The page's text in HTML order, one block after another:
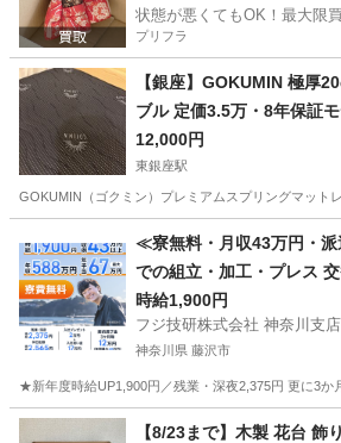
状態が悪くてもOK！最大限
プリフラ
【銀座】GOKUMIN 極厚
ブル 定価3.5万・8年保証
12,000円
東銀座駅
GOKUMIN（ゴクミン）プレミアムスプリングマット
東銀座駅 寝具
≪寮無料・月収43万円・
での組立・加工・プレス 交
時給1,900円
フジ技研株式会社 神奈川支店
神奈川県 藤沢市
★新年度時給UP1,900円／残業・深夜2,375円 更に3
神奈川 藤沢市 その他
【8/23まで】木製 花台 飾